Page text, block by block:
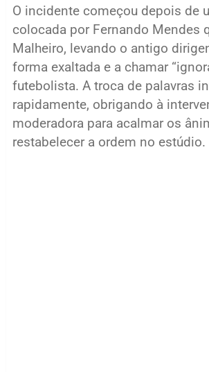
O incidente começou depois de
colocada por Fernando Mendes
Malheiro, levando o antigo
forma exaltada e a chamar
futebolista. A troca de palavras
rapidamente, obrigando à
moderadora para acalmar os
restabelecer a ordem no estúdio.